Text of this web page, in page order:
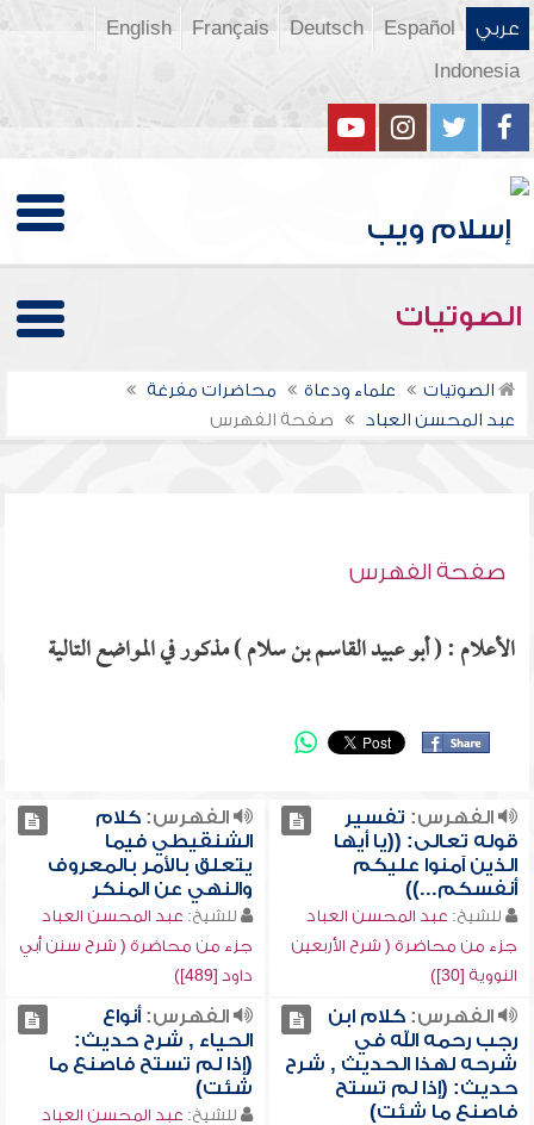
عربي Español
Deutsch
Français
English
Indonesia
الصوتيات
الصوتيات علماء ودعاة
محاضرات مفرغة
عبد المحسن العباد
صفحة الفهرس
صفحة الفهرس
الأعلام : ( أبو عبيد القاسم بن سلام ) مذكور في المواضع التالية
الفهرس: تفسير
قوله تعالى: ((يا أيها
الذين آمنوا عليكم
أنفسكم...))
للشيخ: عبد المحسن العباد
جزء من محاضرة ( شرح الأربعين
النووية [30])
الفهرس:كلام
الشنقيطي فيما
يتعلق بالأمر بالمعروف
والنهي عن المنكر
للشيخ: عبد المحسن العباد
جزء من محاضرة ( شرح سنن أبي
داود [489])
الفهرس:كلام ابن
رجب رحمه الله في
شرحه لهذا الحديث , شرح
حديث: (إذا لم تستح
فاصنع ما شئت)
الفهرس:أنواع
الحياء , شرح حديث:
(إذا لم تستح فاصنع ما
شئت)
للشيخ: عبد المحسن العباد